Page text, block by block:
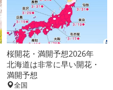
桜開花・満開予想2026年
北海道は非常に早い開花・
満開予想
全国